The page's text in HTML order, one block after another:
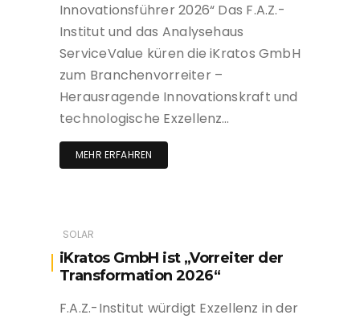
Innovationsführer 2026“ Das F.A.Z.-
Institut und das Analysehaus
ServiceValue küren die iKratos GmbH
zum Branchenvorreiter –
Herausragende Innovationskraft und
technologische Exzellenz…
MEHR ERFAHREN
SOLAR
iKratos GmbH ist „Vorreiter der
Transformation 2026“
F.A.Z.-Institut würdigt Exzellenz in der